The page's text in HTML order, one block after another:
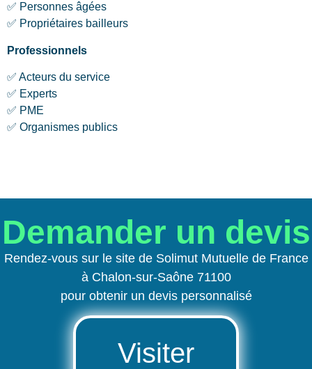
✅ Personnes âgées
✅ Propriétaires bailleurs
Professionnels
✅ Acteurs du service
✅ Experts
✅ PME
✅ Organismes publics
Demander un devis
Rendez-vous sur le site de Solimut Mutuelle de France
à Chalon-sur-Saône 71100
pour obtenir un devis personnalisé
Visiter